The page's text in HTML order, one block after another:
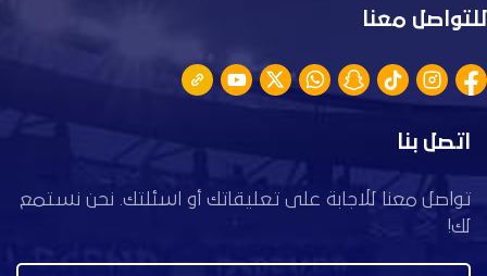
للتواصل معنا
اتصل بنا
تواصل معنا للاجابة على تعليقاتك أو اسئلتك. نحن نستمع
لك!